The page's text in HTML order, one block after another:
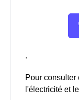
.
Pour consulter
l'électricité et